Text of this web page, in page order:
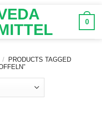
0
/
PRODUCTS TAGGED